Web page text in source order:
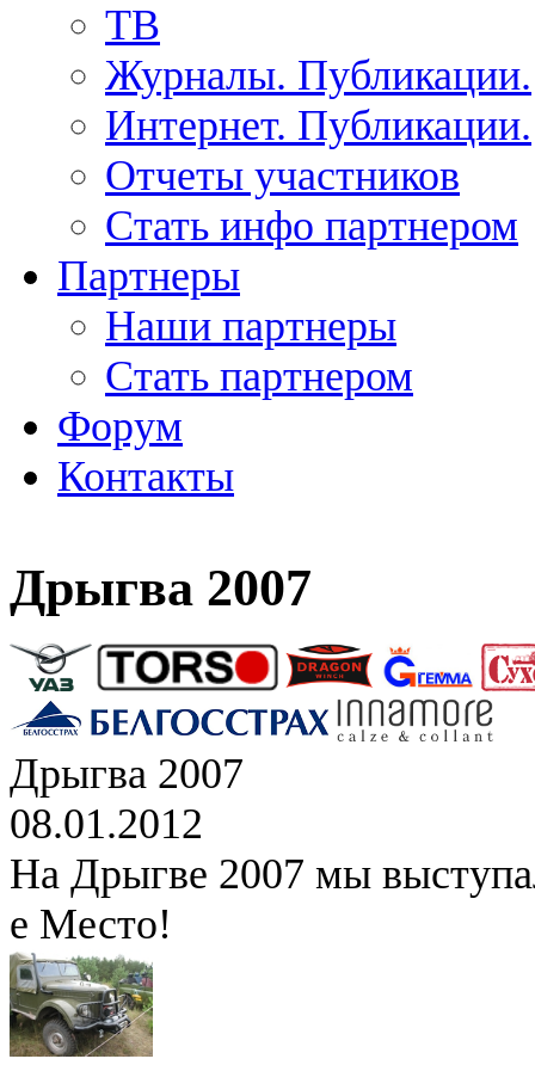
ТВ
Журналы. Публикации.
Интернет. Публикации.
Отчеты участников
Стать инфо партнером
Партнеры
Наши партнеры
Стать партнером
Форум
Контакты
Дрыгва 2007
Дрыгва 2007
08.01.2012
На Дрыгве 2007 мы
е Место!